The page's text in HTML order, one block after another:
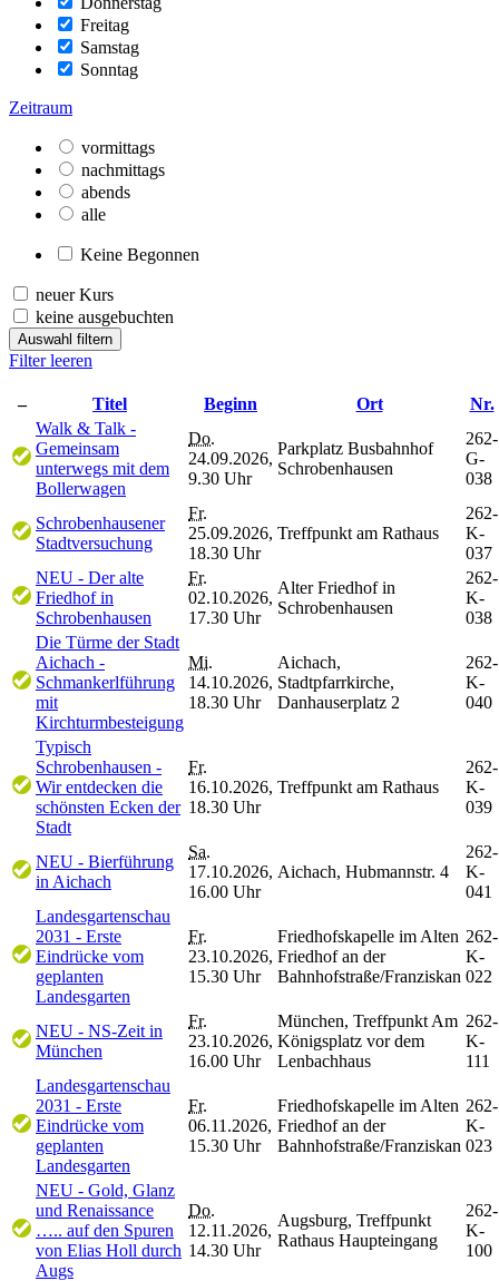
Freitag
Samstag
Sonntag
Zeitraum
vormittags
nachmittags
abends
alle
Keine Begonnen
neuer Kurs
keine ausgebuchten
Auswahl filtern
Filter leeren
– Titel Beginn Ort
Nr.
Walk & Talk -
Gemeinsam
unterwegs mit dem
Bollerwagen
Do.
24.09.2026,
9.30 Uhr
Parkplatz Busbahnhof
Schrobenhausen
262-
G-
038
Schrobenhausener
Stadtversuchung
Fr.
25.09.2026,
18.30 Uhr
Treffpunkt am Rathaus
262-
K-
037
NEU - Der alte
Friedhof in
Schrobenhausen
Fr.
02.10.2026,
17.30 Uhr
Alter Friedhof in
Schrobenhausen
262-
K-
038
Die Türme der Stadt
Aichach -
Schmankerlführung
mit
Kirchturmbesteigung
Mi.
14.10.2026,
18.30 Uhr
Aichach,
Stadtpfarrkirche,
Danhauserplatz 2
262-
K-
040
Typisch
Schrobenhausen -
Wir entdecken die
schönsten Ecken der
Stadt
Fr.
16.10.2026,
18.30 Uhr
Treffpunkt am Rathaus
262-
K-
039
NEU - Bierführung
in Aichach
Sa.
17.10.2026,
16.00 Uhr
Aichach, Hubmannstr. 4
262-
K-
041
Landesgartenschau
2031 - Erste
Eindrücke vom
geplanten
Landesgarten
Fr.
23.10.2026,
15.30 Uhr
Friedhofskapelle im Alten
Friedhof an der
Bahnhofstraße/Franziskan
262-
K-
022
NEU - NS-Zeit in
München
Fr.
23.10.2026,
16.00 Uhr
München, Treffpunkt Am
Königsplatz vor dem
Lenbachhaus
262-
K-
111
Landesgartenschau
2031 - Erste
Eindrücke vom
geplanten
Landesgarten
Fr.
06.11.2026,
15.30 Uhr
Friedhofskapelle im Alten
Friedhof an der
Bahnhofstraße/Franziskan
262-
K-
023
NEU - Gold, Glanz
und Renaissance
….. auf den Spuren
von Elias Holl durch
Augs
Do.
12.11.2026,
14.30 Uhr
Augsburg, Treffpunkt
Rathaus Haupteingang
262-
K-
100